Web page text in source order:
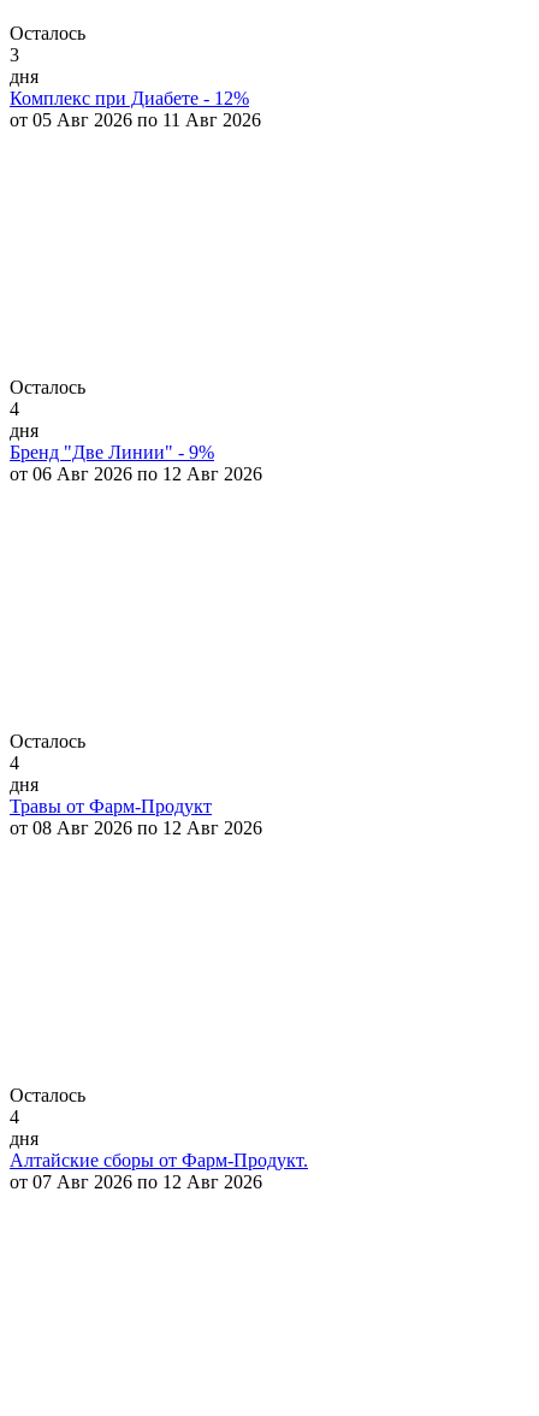
Осталось
3
дня
Комплекс при Диабете - 12%
от 05 Авг 2026 по 11 Авг 2026
Осталось
4
дня
Бренд "Две Линии" - 9%
от 06 Авг 2026 по 12 Авг 2026
Осталось
4
дня
Травы от Фарм-Продукт
от 08 Авг 2026 по 12 Авг 2026
Осталось
4
дня
Алтайские сборы от Фарм-Продукт.
от 07 Авг 2026 по 12 Авг 2026